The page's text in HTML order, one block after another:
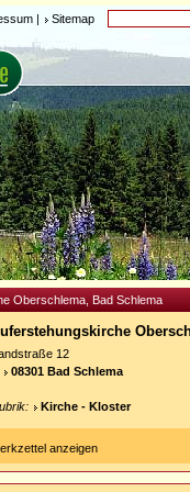
| Sitemap
Oberschlema, Bad Schlema
12
08301 Bad Schlema
Kirche - Kloster
anzeigen